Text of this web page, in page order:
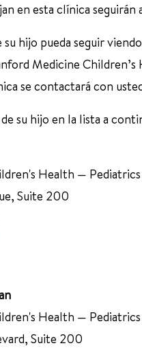
en esta clínica
su hijo pueda seguir
Medicine Children’s
se contactará con
su hijo en la lista a
Health — Pediatrics
Suite 200
Health — Pediatrics
Suite 200